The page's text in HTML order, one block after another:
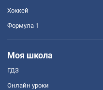
Хоккей
Формула-1
Моя школа
ГДЗ
Онлайн уроки